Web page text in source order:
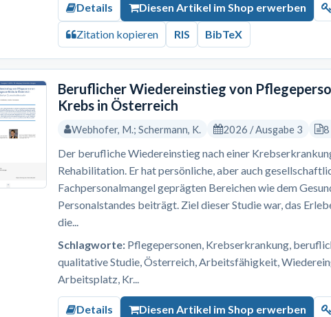
Details Diesen Artikel im Shop erwerben
Zitation kopieren RIS BibTeX
Beruflicher Wiedereinstieg von
Krebs in Österreich
Webhofer, M.; Schermann, K. 2026 / Ausgabe 3
Der berufliche Wiedereinstieg nach einer
Rehabilitation. Er hat persönliche, aber auch
Fachpersonalmangel geprägten Bereichen wie dem
Personalstandes beiträgt. Ziel dieser Studie war, das
die...
Schlagworte: Pflegepersonen, Krebserkrankung,
qualitative Studie, Österreich, Arbeitsfähigkeit,
Arbeitsplatz, Kr...
Details Diesen Artikel im Shop erwerben